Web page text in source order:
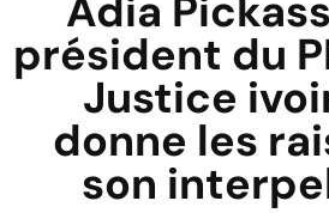
président du
Justice
donne les
son